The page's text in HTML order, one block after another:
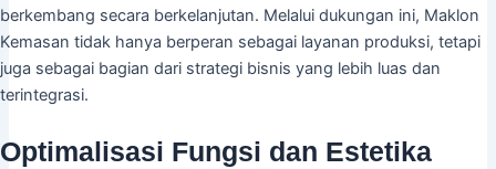
berkembang secara berkelanjutan. Melalui dukungan ini, Maklon
Kemasan tidak hanya berperan sebagai layanan produksi, tetapi
juga sebagai bagian dari strategi bisnis yang lebih luas dan
terintegrasi.
Optimalisasi Fungsi dan Estetika